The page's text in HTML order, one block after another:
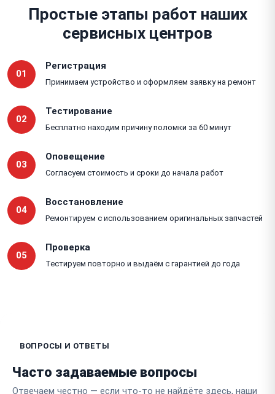
Простые этапы работ наших
сервисных центров
01
Регистрация
Принимаем устройство и оформляем заявку на ремонт
02
Тестирование
Бесплатно находим причину поломки за 60 минут
03
Оповещение
Согласуем стоимость и сроки до начала работ
04
Восстановление
Ремонтируем с использованием оригинальных запчастей
05
Проверка
Тестируем повторно и выдаём с гарантией до года
ВОПРОСЫ И ОТВЕТЫ
Часто задаваемые вопросы
Отвечаем честно — если что-то не найдёте здесь, наши